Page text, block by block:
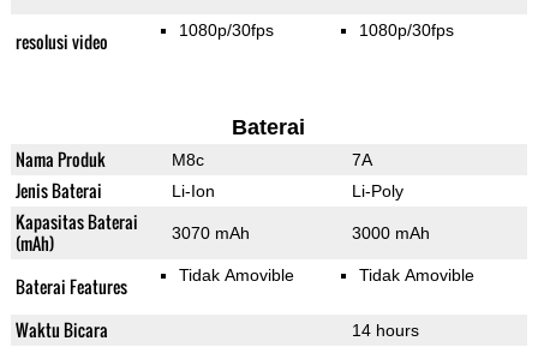
resolusi video 1080p/30fps 1080p/30fps
Baterai
Nama Produk M8c 7A
Jenis Baterai Li-Ion Li-Poly
Kapasitas Baterai
(mAh)
3070 mAh 3000 mAh
Baterai Features Tidak Amovible Tidak Amovible
Waktu Bicara 14 hours